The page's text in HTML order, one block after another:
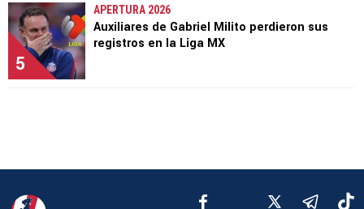
5
APERTURA 2026
Auxiliares de Gabriel Milito perdieron sus
registros en la Liga MX